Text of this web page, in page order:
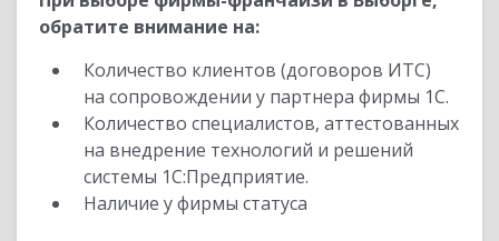
обратите внимание на:
Количество клиентов (договоров ИТС)
на сопровождении у партнера фирмы 1С.
Количество специалистов, аттестованных
на внедрение технологий и решений
системы 1С:Предприятие.
Наличие у фирмы статуса